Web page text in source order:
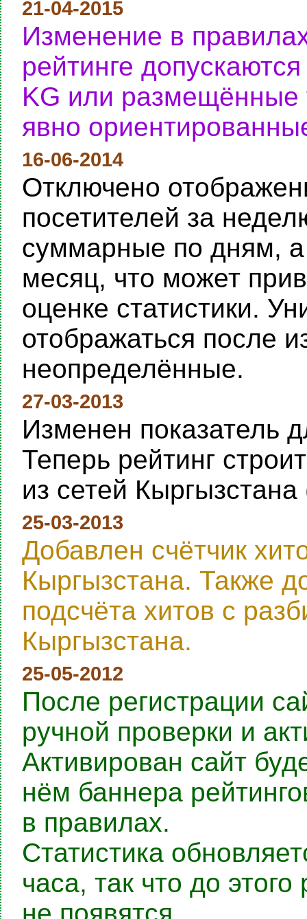
21-04-2015
Изменение в
рейтинге
KG или размещённые
явно
16-06-2014
Отключено
посетителей за
суммарные по дням,
месяц, что может
оценке статистики.
отображаться после
неопределённые.
27-03-2013
Изменен показатель
Теперь рейтинг
из сетей
25-03-2013
Добавлен счётчик
Кыргызстана. Также
подсчёта хитов с
Кыргызстана.
25-05-2012
После регистрации
ручной проверки и
Активирован сайт
нём баннера
в правилах.
Статистика
часа, так что до